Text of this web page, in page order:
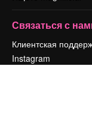
Связаться с
Клиентская
Instagram